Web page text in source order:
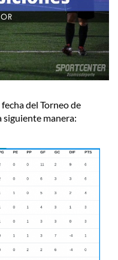
del Torneo de
siguiente manera: